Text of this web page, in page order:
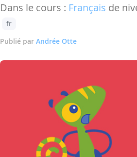
Dans le cours : Français de
fr
Publié par Andrée Otte